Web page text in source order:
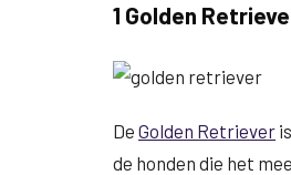
1 Golden
De Golden Retriever
de honden die het